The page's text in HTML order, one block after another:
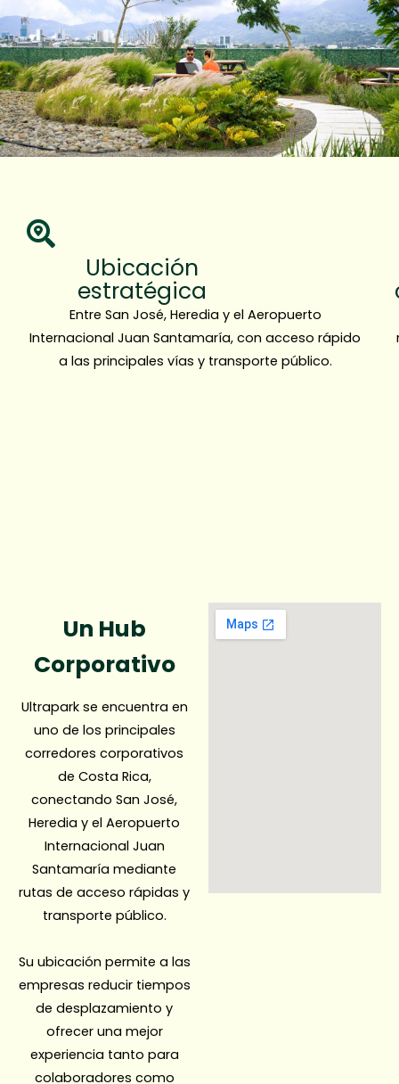
Ubicación
estratégica
Entre San José, Heredia y el Aeropuerto
Internacional Juan Santamaría, con acceso rápido
a las principales vías y transporte público.
Un Hub
Corporativo
Ultrapark se encuentra en
uno de los principales
corredores corporativos
de Costa Rica,
conectando San José,
Heredia y el Aeropuerto
Internacional Juan
Santamaría mediante
rutas de acceso rápidas y
transporte público.
Su ubicación permite a las
empresas reducir tiempos
de desplazamiento y
ofrecer una mejor
experiencia tanto para
colaboradores como